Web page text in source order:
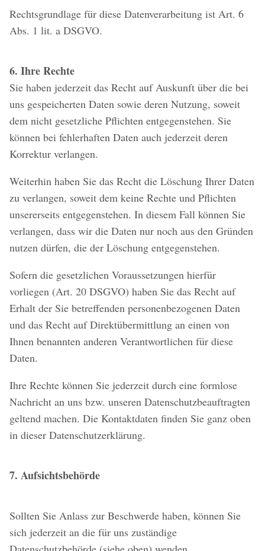
Rechtsgrundlage für diese Datenverarbeitung ist Art. 6
Abs. 1 lit. a DSGVO.
6. Ihre Rechte
Sie haben jederzeit das Recht auf Auskunft über die bei
uns gespeicherten Daten sowie deren Nutzung, soweit
dem nicht gesetzliche Pflichten entgegenstehen. Sie
können bei fehlerhaften Daten auch jederzeit deren
Korrektur verlangen.
Weiterhin haben Sie das Recht die Löschung Ihrer Daten
zu verlangen, soweit dem keine Rechte und Pflichten
unsererseits entgegenstehen. In diesem Fall können Sie
verlangen, dass wir die Daten nur noch aus den Gründen
nutzen dürfen, die der Löschung entgegenstehen.
Sofern die gesetzlichen Voraussetzungen hierfür
vorliegen (Art. 20 DSGVO) haben Sie das Recht auf
Erhalt der Sie betreffenden personenbezogenen Daten
und das Recht auf Direktübermittlung an einen von
Ihnen benannten anderen Verantwortlichen für diese
Daten.
Ihre Rechte können Sie jederzeit durch eine formlose
Nachricht an uns bzw. unseren Datenschutzbeauftragten
geltend machen. Die Kontaktdaten finden Sie ganz oben
in dieser Datenschutzerklärung.
7. Aufsichtsbehörde
Sollten Sie Anlass zur Beschwerde haben, können Sie
sich jederzeit an die für uns zuständige